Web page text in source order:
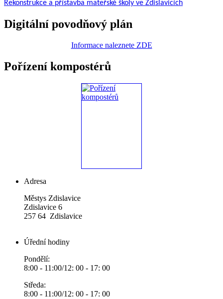
Rekonstrukce a přístavba mateřské školy ve Zdislavicích
Digitální povodňový plán
Informace naleznete ZDE
Pořízení kompostérů
Adresa
Městys Zdislavice
Zdislavice 6
257 64 Zdislavice
Úřední hodiny
Pondělí:
8:00 - 11:00/12: 00 - 17: 00
Středa:
8:00 - 11:00/12: 00 - 17: 00